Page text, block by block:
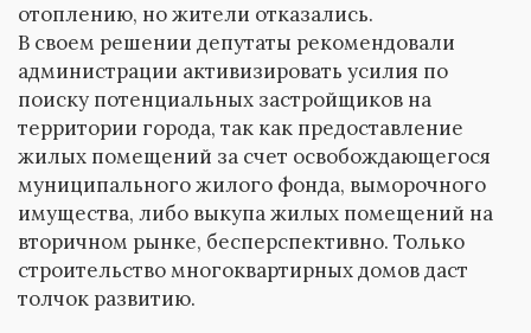
отоплению, но жители отказались.
В своем решении депутаты рекомендовали
администрации активизировать усилия по
поиску потенциальных застройщиков на
территории города, так как предоставление
жилых помещений за счет освобождающегося
муниципального жилого фонда, выморочного
имущества, либо выкупа жилых помещений на
вторичном рынке, бесперспективно. Только
строительство многоквартирных домов даст
толчок развитию.